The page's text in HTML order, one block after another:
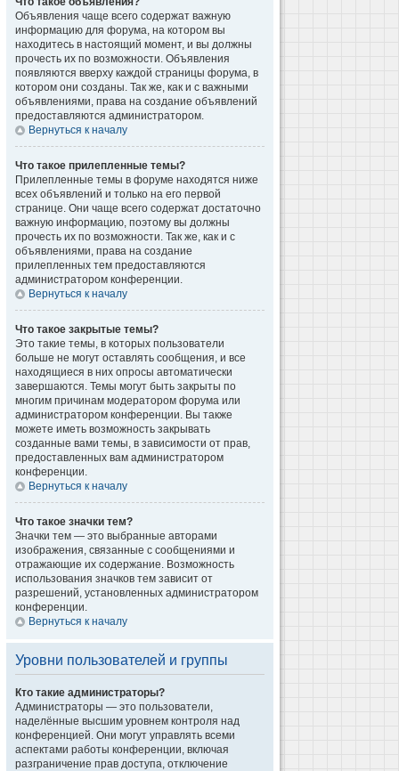
Объявления чаще всего содержат важную
информацию для форума, на котором вы
находитесь в настоящий момент, и вы должны
прочесть их по возможности. Объявления
появляются вверху каждой страницы форума, в
котором они созданы. Так же, как и с важными
объявлениями, права на создание объявлений
предоставляются администратором.
Вернуться к началу
Что такое прилепленные темы?
Прилепленные темы в форуме находятся ниже
всех объявлений и только на его первой
странице. Они чаще всего содержат достаточно
важную информацию, поэтому вы должны
прочесть их по возможности. Так же, как и с
объявлениями, права на создание
прилепленных тем предоставляются
администратором конференции.
Вернуться к началу
Что такое закрытые темы?
Это такие темы, в которых пользователи
больше не могут оставлять сообщения, и все
находящиеся в них опросы автоматически
завершаются. Темы могут быть закрыты по
многим причинам модератором форума или
администратором конференции. Вы также
можете иметь возможность закрывать
созданные вами темы, в зависимости от прав,
предоставленных вам администратором
конференции.
Вернуться к началу
Что такое значки тем?
Значки тем — это выбранные авторами
изображения, связанные с сообщениями и
отражающие их содержание. Возможность
использования значков тем зависит от
разрешений, установленных администратором
конференции.
Вернуться к началу
Уровни пользователей и группы
Кто такие администраторы?
Администраторы — это пользователи,
наделённые высшим уровнем контроля над
конференцией. Они могут управлять всеми
аспектами работы конференции, включая
разграничение прав доступа, отключение